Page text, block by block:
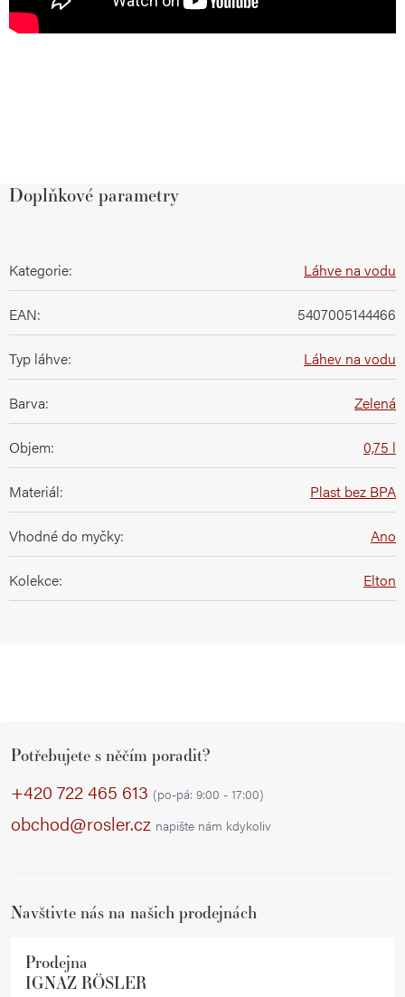
Doplňkové parametry
Kategorie: Láhve na vodu
EAN: 5407005144466
Typ láhve: Láhev na vodu
Barva: Zelená
Objem: 0,75 l
Materiál: Plast bez BPA
Vhodné do myčky: Ano
Kolekce: Elton
Potřebujete s něčím poradit?
+420 722 465 613 (po-pá: 9:00 - 17:00)
obchod@rosler.cz napište nám kdykoliv
Navštivte nás na našich prodejnách
Prodejna
IGNAZ RÖSLER